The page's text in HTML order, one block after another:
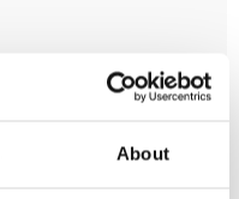
About